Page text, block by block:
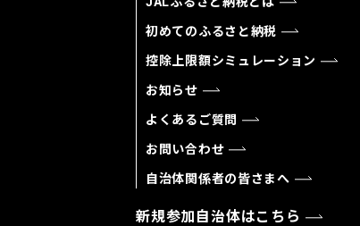
初めてのふるさと納税
控除上限額シミュレーション
お知らせ
よくあるご質問
お問い合わせ
自治体関係者の皆さまへ
新規参加自治体はこちら